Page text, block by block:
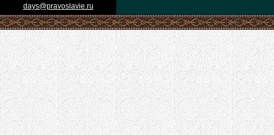
days@pravoslavie.ru